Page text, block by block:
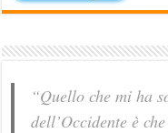
“Quello che mi ha
dell’Occidente è